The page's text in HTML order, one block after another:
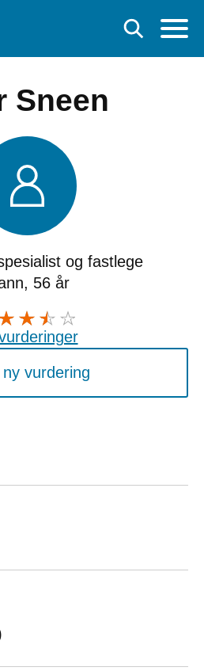
Sneen
og fastlege
56 år
vurdering